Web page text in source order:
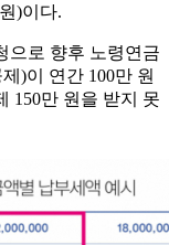
)이다.
으로 향후 노령연금
)이 연간 100만 원
150만 원을 받지 못